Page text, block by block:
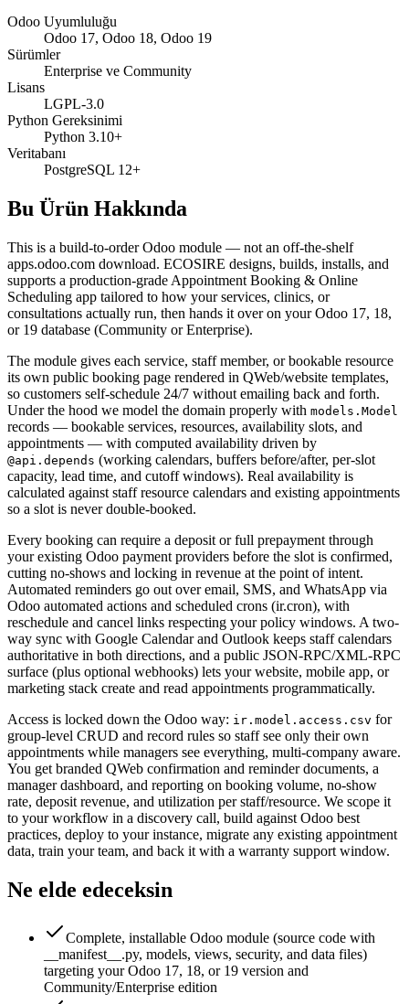
Odoo Uyumluluğu
Odoo 17, Odoo 18, Odoo 19
Sürümler
Enterprise ve Community
Lisans
LGPL-3.0
Python Gereksinimi
Python 3.10+
Veritabanı
PostgreSQL 12+
Bu Ürün Hakkında
This is a build-to-order Odoo module — not an off-the-shelf
apps.odoo.com download. ECOSIRE designs, builds, installs, and
supports a production-grade Appointment Booking & Online
Scheduling app tailored to how your services, clinics, or
consultations actually run, then hands it over on your Odoo 17, 18,
or 19 database (Community or Enterprise).
The module gives each service, staff member, or bookable resource
its own public booking page rendered in QWeb/website templates,
so customers self-schedule 24/7 without emailing back and forth.
Under the hood we model the domain properly with models.Model
records — bookable services, resources, availability slots, and
appointments — with computed availability driven by
@api.depends (working calendars, buffers before/after, per-slot
capacity, lead time, and cutoff windows). Real availability is
calculated against staff resource calendars and existing appointments
so a slot is never double-booked.
Every booking can require a deposit or full prepayment through
your existing Odoo payment providers before the slot is confirmed,
cutting no-shows and locking in revenue at the point of intent.
Automated reminders go out over email, SMS, and WhatsApp via
Odoo automated actions and scheduled crons (ir.cron), with
reschedule and cancel links respecting your policy windows. A two-
way sync with Google Calendar and Outlook keeps staff calendars
authoritative in both directions, and a public JSON-RPC/XML-RPC
surface (plus optional webhooks) lets your website, mobile app, or
marketing stack create and read appointments programmatically.
Access is locked down the Odoo way: ir.model.access.csv for
group-level CRUD and record rules so staff see only their own
appointments while managers see everything, multi-company aware.
You get branded QWeb confirmation and reminder documents, a
manager dashboard, and reporting on booking volume, no-show
rate, deposit revenue, and utilization per staff/resource. We scope it
to your workflow in a discovery call, build against Odoo best
practices, deploy to your instance, migrate any existing appointment
data, train your team, and back it with a warranty support window.
Ne elde edeceksin
Complete, installable Odoo module (source code with
__manifest__.py, models, views, security, and data files)
targeting your Odoo 17, 18, or 19 version and
Community/Enterprise edition